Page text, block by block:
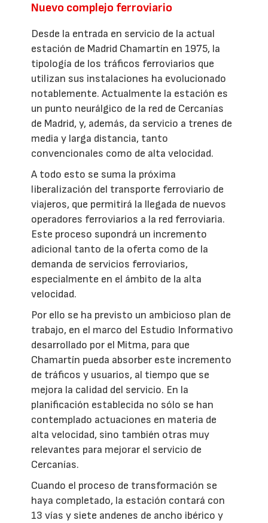
Nuevo complejo ferroviario
Desde la entrada en servicio de la actual
estación de Madrid Chamartín en 1975, la
tipología de los tráficos ferroviarios que
utilizan sus instalaciones ha evolucionado
notablemente. Actualmente la estación es
un punto neurálgico de la red de Cercanías
de Madrid, y, además, da servicio a trenes de
media y larga distancia, tanto
convencionales como de alta velocidad.
A todo esto se suma la próxima
liberalización del transporte ferroviario de
viajeros, que permitirá la llegada de nuevos
operadores ferroviarios a la red ferroviaria.
Este proceso supondrá un incremento
adicional tanto de la oferta como de la
demanda de servicios ferroviarios,
especialmente en el ámbito de la alta
velocidad.
Por ello se ha previsto un ambicioso plan de
trabajo, en el marco del Estudio Informativo
desarrollado por el Mitma, para que
Chamartín pueda absorber este incremento
de tráficos y usuarios, al tiempo que se
mejora la calidad del servicio. En la
planificación establecida no sólo se han
contemplado actuaciones en materia de
alta velocidad, sino también otras muy
relevantes para mejorar el servicio de
Cercanías.
Cuando el proceso de transformación se
haya completado, la estación contará con
13 vías y siete andenes de ancho ibérico y